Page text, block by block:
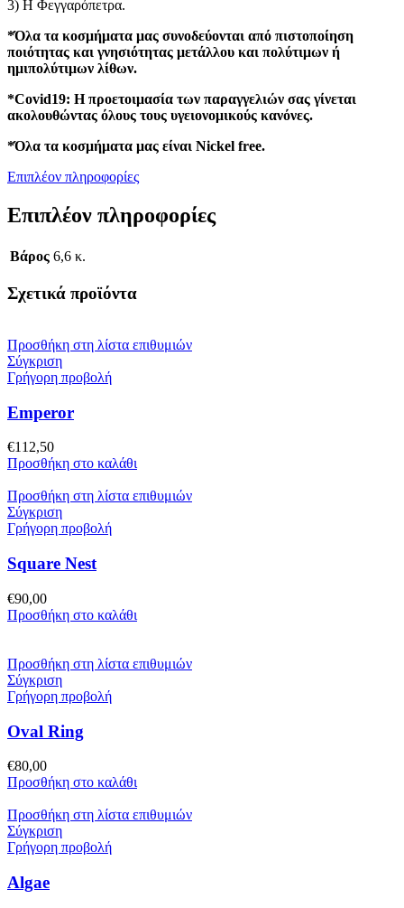
3) Η Φεγγαρόπετρα.
*Όλα τα κοσμήματα μας συνοδεύονται από πιστοποίηση
ποιότητας και γνησιότητας μετάλλου και πολύτιμων ή
ημιπολύτιμων λίθων.
*Covid19: Η προετοιμασία των παραγγελιών σας γίνεται
ακολουθώντας όλους τους υγειονομικούς κανόνες.
*Όλα τα κοσμήματα μας είναι Nickel free.
Επιπλέον πληροφορίες
Επιπλέον πληροφορίες
Βάρος 6,6 κ.
Σχετικά προϊόντα
Προσθήκη στη λίστα επιθυμιών
Σύγκριση
Γρήγορη προβολή
Emperor
€112,50
Προσθήκη στο καλάθι
Προσθήκη στη λίστα επιθυμιών
Σύγκριση
Γρήγορη προβολή
Square Nest
€90,00
Προσθήκη στο καλάθι
Προσθήκη στη λίστα επιθυμιών
Σύγκριση
Γρήγορη προβολή
Oval Ring
€80,00
Προσθήκη στο καλάθι
Προσθήκη στη λίστα επιθυμιών
Σύγκριση
Γρήγορη προβολή
Algae